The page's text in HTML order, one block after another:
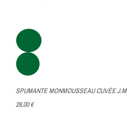
SPUMANTE MONMOUSSEAU CUVÉE
28,00 €